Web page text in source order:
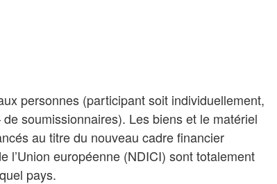
personnes (participant soit individuellement,
soumissionnaires). Les biens et le matériel
au titre du nouveau cadre financier
l’Union européenne (NDICI) sont totalement
pays.